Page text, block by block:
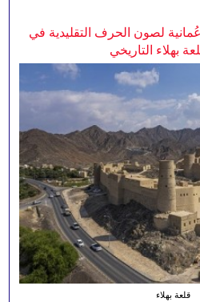
عُمانية لصون الحرف التقليدية في
بهلاء التاريخي
قلعة بهلاء